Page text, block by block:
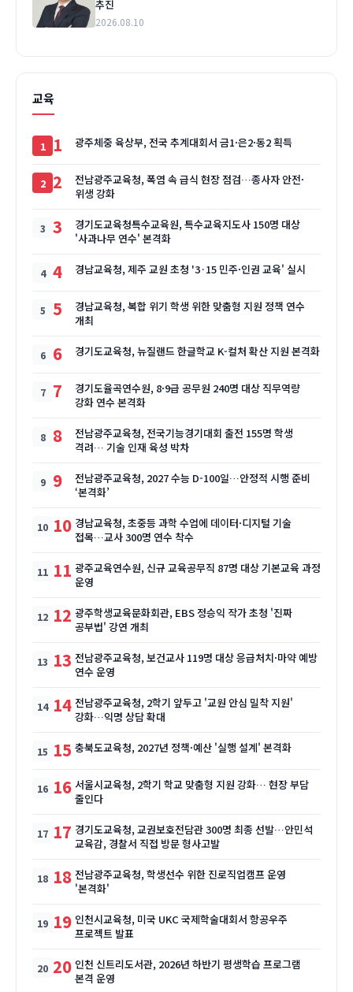
추진
2026.08.10
교육
1 광주체중 육상부, 전국 추계대회서 금1·은2·동2 획득
2
전남광주교육청, 폭염 속 급식 현장 점검…종사자 안전·
위생 강화
3
경기도교육청특수교육원, 특수교육지도사 150명 대상
'사과나무 연수' 본격화
4 경남교육청, 제주 교원 초청 '3·15 민주·인권 교육' 실시
5
경남교육청, 복합 위기 학생 위한 맞춤형 지원 정책 연수
개최
6 경기도교육청, 뉴질랜드 한글학교 K-컬처 확산 지원 본격화
7
경기도율곡연수원, 8·9급 공무원 240명 대상 직무역량
강화 연수 본격화
8
전남광주교육청, 전국기능경기대회 출전 155명 학생
격려… 기술 인재 육성 박차
9
전남광주교육청, 2027 수능 D-100일…안정적 시행 준비
‘본격화’
10 경남교육청, 초중등 과학 수업에 데이터·디지털 기술
접목…교사 300명 연수 착수
11 광주교육연수원, 신규 교육공무직 87명 대상 기본교육 과정
운영
12 광주학생교육문화회관, EBS 정승익 작가 초청 '진짜
공부법' 강연 개최
13 전남광주교육청, 보건교사 119명 대상 응급처치·마약 예방
연수 운영
14 전남광주교육청, 2학기 앞두고 '교원 안심 밀착 지원'
강화…익명 상담 확대
15 충북도교육청, 2027년 정책·예산 '실행 설계' 본격화
16 서울시교육청, 2학기 학교 맞춤형 지원 강화… 현장 부담
줄인다
17 경기도교육청, 교권보호전담관 300명 최종 선발…안민석
교육감, 경찰서 직접 방문 형사고발
18 전남광주교육청, 학생선수 위한 진로직업캠프 운영
'본격화'
19 인천시교육청, 미국 UKC 국제학술대회서 항공우주
프로젝트 발표
20 인천 신트리도서관, 2026년 하반기 평생학습 프로그램
본격 운영